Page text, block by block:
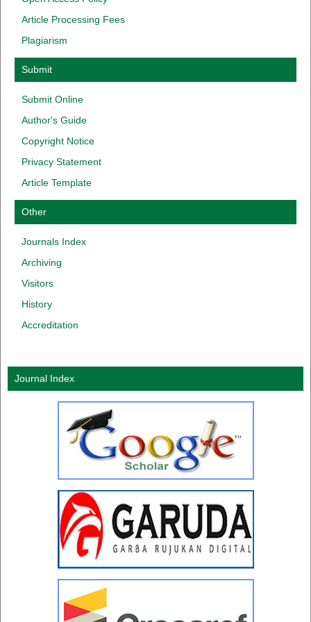
Article Processing Fees
Plagiarism
Submit
Submit Online
Author's Guide
Copyright Notice
Privacy Statement
Article Template
Other
Journals Index
Archiving
Visitors
History
Accreditation
Journal Index